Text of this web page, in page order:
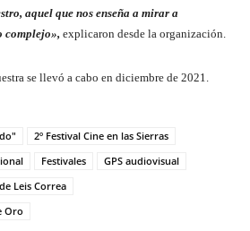
aquel que nos enseña a mirar a
complejo», explicaron desde la organización.
se llevó a cabo en diciembre de 2021.
2º Festival Cine en las Sierras
Festivales
GPS audiovisual
Leis Correa
Oro